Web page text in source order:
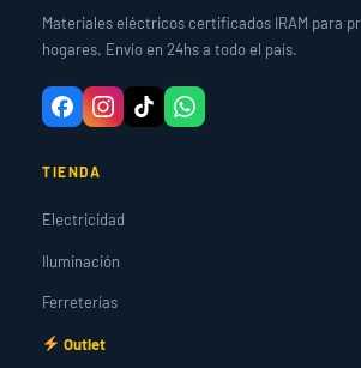
Materiales eléctricos certificados IRAM para
hogares. Envío en 24hs a todo el país.
TIENDA
Electricidad
Iluminación
Ferreterías
Outlet